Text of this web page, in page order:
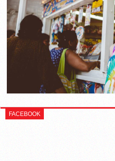
FACEBOOK